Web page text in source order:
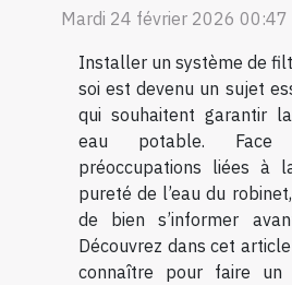
Mardi 24 février 2026 00:47
Installer un système de
soi est devenu un sujet
qui souhaitent garantir
eau potable. Face
préoccupations liées
pureté de l’eau du
de bien s’informer
Découvrez dans cet
connaître pour faire un